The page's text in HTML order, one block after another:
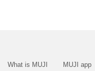
What is MUJI MUJI app